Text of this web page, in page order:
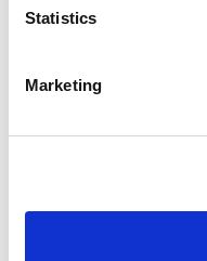
Statistics
Marketing
PERFEKTE QUALITÄT
Langlebigkeit und ist in
🔧 Gerade Ausführung –